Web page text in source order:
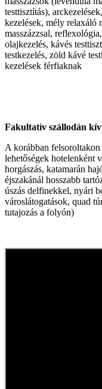
testtisztítás),
kezelések, mély relaxáló
masszázzsal,
olajkezelés, kávés
testkezelés, zöld kávé
kezelések férfiaknak
Fakultatív szállodán
A korábban
lehetőségek hotelenként
horgászás, katamarán
éjszakánál hosszabb
úszás delfinekkel, nyári
városlátogatások, quad
tutajozás a folyón)